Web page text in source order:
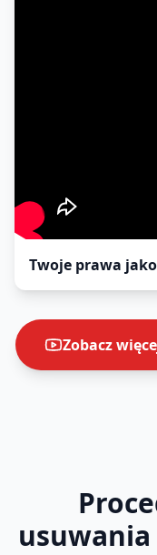
Twoje prawa
Zobacz
usuwania